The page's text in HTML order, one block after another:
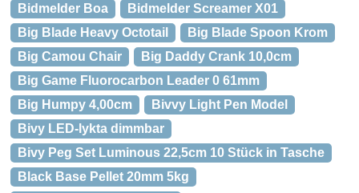
Bidmelder Boa
Bidmelder Screamer X01
Big Blade Heavy Octotail
Big Blade Spoon Krom
Big Camou Chair
Big Daddy Crank 10,0cm
Big Game Fluorocarbon Leader 0 61mm
Big Humpy 4,00cm
Bivvy Light Pen Model
Bivy LED-lykta dimmbar
Bivy Peg Set Luminous 22,5cm 10 Stück in Tasche
Black Base Pellet 20mm 5kg